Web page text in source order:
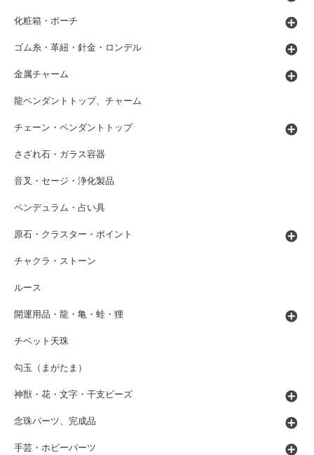
化粧箱・ポーチ
ゴム糸・革紐・針金・ロンデル
金属チャーム
龍ペンダントトップ、チャーム
チェーン・ペンダントトップ
さざれ石・ガラス容器
音叉・セージ・浄化製品
ペンデュラム・占い具
原石・クラスター・ポイント
チャクラ・ストーン
ルース
開運用品・龍・亀・蛙・狸
チベット天珠
勾玉（まがたま）
神獣・花・文字・干支ビーズ
念珠パーツ、完成品
手芸・ホビーパーツ